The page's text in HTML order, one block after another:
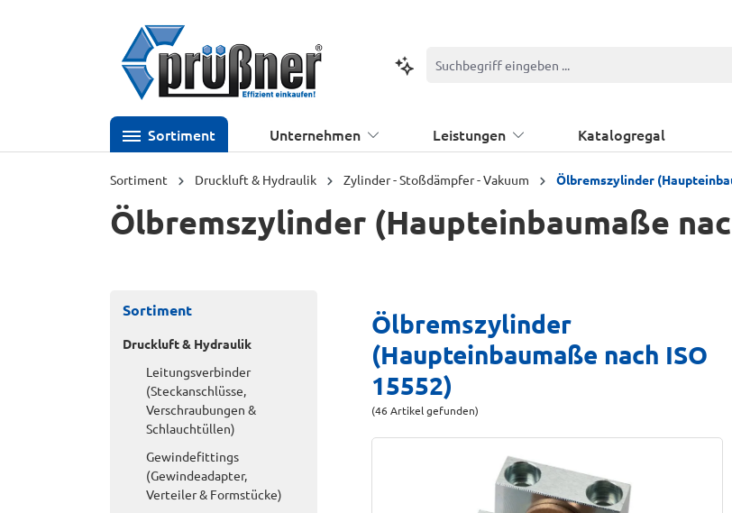
Kontextbasierte Suche
Sortiment Unternehmen Leistungen Katalogregal
Sortiment Druckluft & Hydraulik Zylinder - Stoßdämpfer - Vakuum Ölbremszylinder
Ölbremszylinder (Haupteinbaumaße
Sortiment
Druckluft & Hydraulik
Leitungsverbinder
(Steckanschlüsse,
Verschraubungen &
Schlauchtüllen)
Gewindefittings
(Gewindeadapter,
Verteiler & Formstücke)
Ölbremszylinder
(Haupteinbaumaße nach ISO
15552)
(46 Artikel gefunden)